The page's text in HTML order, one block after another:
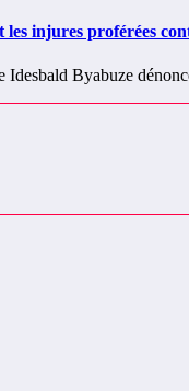
injures proférées
Idesbald Byabuze